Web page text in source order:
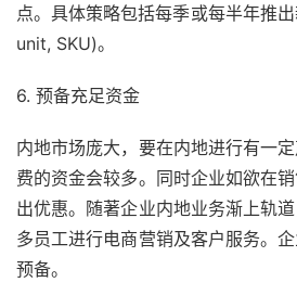
点。具体策略包括每季或每半年推
unit, SKU)。
6. 预备充足资金
内地市场庞大，要在内地进行有一
费的资金会较多。同时企业如欲在
出优惠。随著企业内地业务渐上轨
多员工进行电商营销及客户服务。
预备。